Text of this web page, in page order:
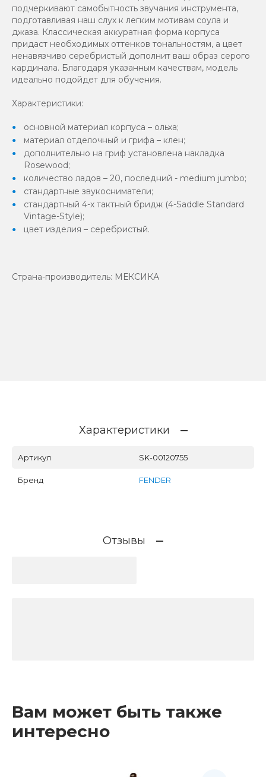
подчеркивают самобытность звучания инструмента,
подготавливая наш слух к легким мотивам соула и
джаза. Классическая аккуратная форма корпуса
придаст необходимых оттенков тональностям, а цвет
ненавязчиво серебристый дополнит ваш образ серого
кардинала. Благодаря указанным качествам, модель
идеально подойдет для обучения.
Характеристики:
основной материал корпуса – ольха;
материал отделочный и грифа – клен;
дополнительно на гриф установлена накладка
Rosewood;
количество ладов – 20, последний - medium jumbo;
стандартные звукосниматели;
стандартный 4-х тактный бридж (4-Saddle Standard
Vintage-Style);
цвет изделия – серебристый.
Страна-производитель: МЕКСИКА
Характеристики
Артикул SK-00120755
Бренд FENDER
Отзывы
Вам может быть также
интересно